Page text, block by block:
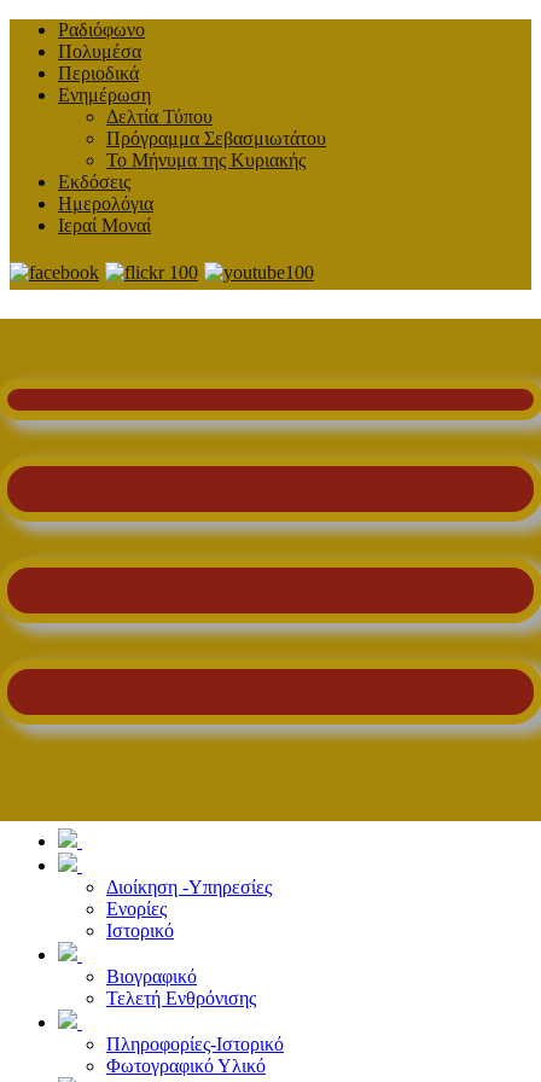
Ραδιόφωνο
Πολυμέσα
Περιοδικά
Ενημέρωση
Δελτία Τύπου
Πρόγραμμα Σεβασμιωτάτου
Το Μήνυμα της Κυριακής
Εκδόσεις
Ημερολόγια
Ιεραί Μοναί
Διοίκηση -Υπηρεσίες
Ενορίες
Ιστορικό
Βιογραφικό
Τελετή Ενθρόνισης
Πληροφορίες-Ιστορικό
Φωτογραφικό Υλικό